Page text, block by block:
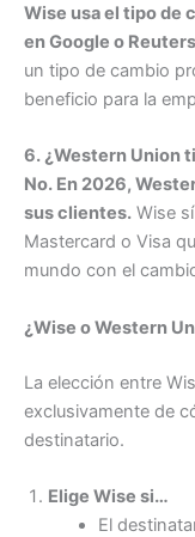
Wise usa el tipo de
en Google o
un tipo de cambio
beneficio para la
6. ¿Western Union
No. En 2026,
sus clientes. Wise
Mastercard o Visa
mundo con el
¿Wise o Western
La elección entre
exclusivamente de
destinatario.
Elige Wise si…
El